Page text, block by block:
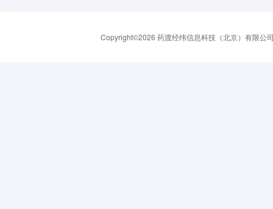
Copyright©2026 药渡经纬信息科技（北京）有限公